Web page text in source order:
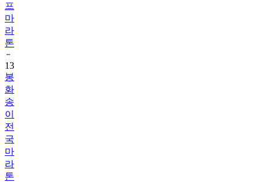
프
마
라
톤
13
봉
화
송
이
전
국
마
라
톤